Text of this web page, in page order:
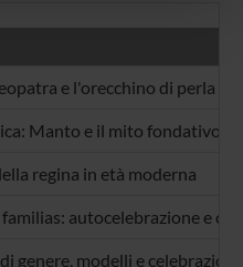
potrebbero combinarle
loro o che hanno
servizi.
e l'orecchino di perla
Manto e il mito fondativo
regina in età moderna
autocelebrazione e
genere, modelli e